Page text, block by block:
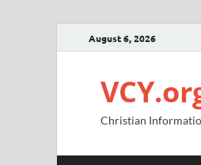
August 6, 2026
Christian